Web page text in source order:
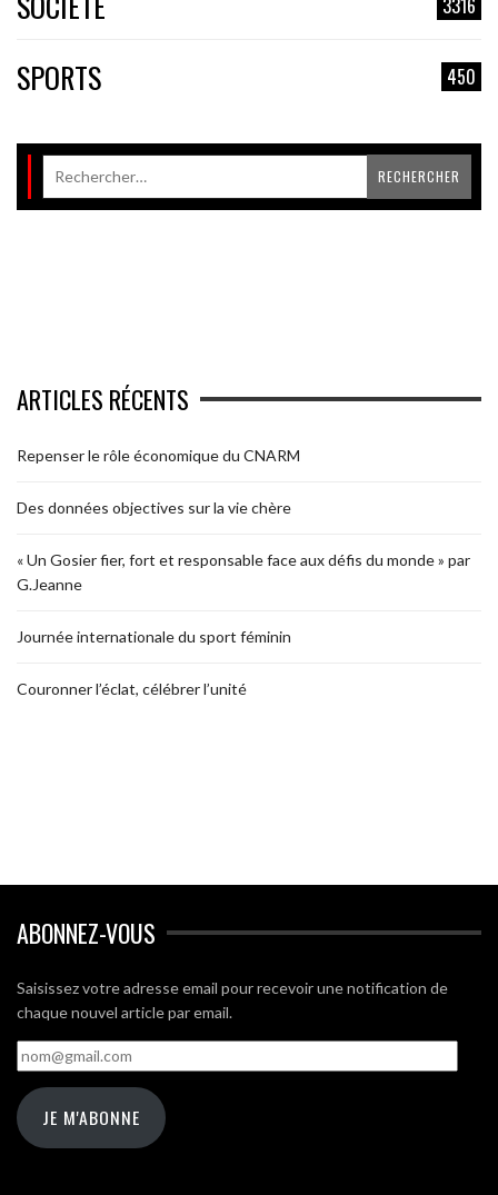
3316
SPORTS 450
ARTICLES RÉCENTS
Repenser le rôle économique du CNARM
Des données objectives sur la vie chère
« Un Gosier fier, fort et responsable face aux défis du monde » par
G.Jeanne
Journée internationale du sport féminin
Couronner l’éclat, célébrer l’unité
ABONNEZ-VOUS
Saisissez votre adresse email pour recevoir une notification de
chaque nouvel article par email.
nom@gmail.com
JE M'ABONNE